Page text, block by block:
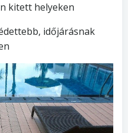
kitett helyeken
időjárásnak